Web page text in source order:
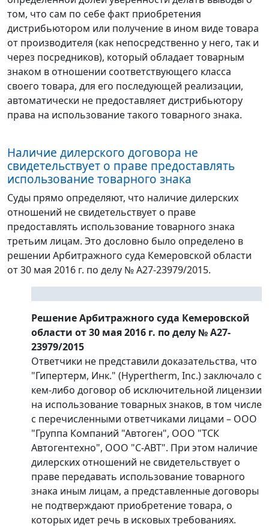
том, что сам по себе факт приобретения
дистрибьютором или получение в ином виде товара
от производителя (как непосредственно у него, так и
через посредников), который обладает товарным
знаком в отношении соответствующего класса
своего товара, для его последующей реализации,
автоматически не предоставляет дистрибьютору
права на использование такого товарного знака.
Наличие дилерского договора не
свидетельствует о праве предоставлять
использование товарного знака
Суды прямо определяют, что наличие дилерских
отношений не свидетельствует о праве
предоставлять использование товарного знака
третьим лицам. Это дословно было определено в
решении Арбитражного суда Кемеровской области
от 30 мая 2016 г. по делу № А27-23979/2015.
Решение Арбитражного суда Кемеровской
области от 30 мая 2016 г. по делу № А27-
23979/2015
Ответчики не представили доказательства, что
"Гипертерм, Инк." (Hypertherm, Inc.) заключало с
кем-либо договор об исключительной лицензии
на использование товарных знаков, в том числе
с перечисленными ответчиками лицами – ООО
"Группа Компаний "Автоген", ООО "ТСК
Автогентехно", ООО "С-АВТ". При этом наличие
дилерских отношений не свидетельствует о
праве передавать использование товарного
знака иным лицам, а представленные договоры
не подтверждают приобретение товара, о
которых идет речь в исковых требованиях.